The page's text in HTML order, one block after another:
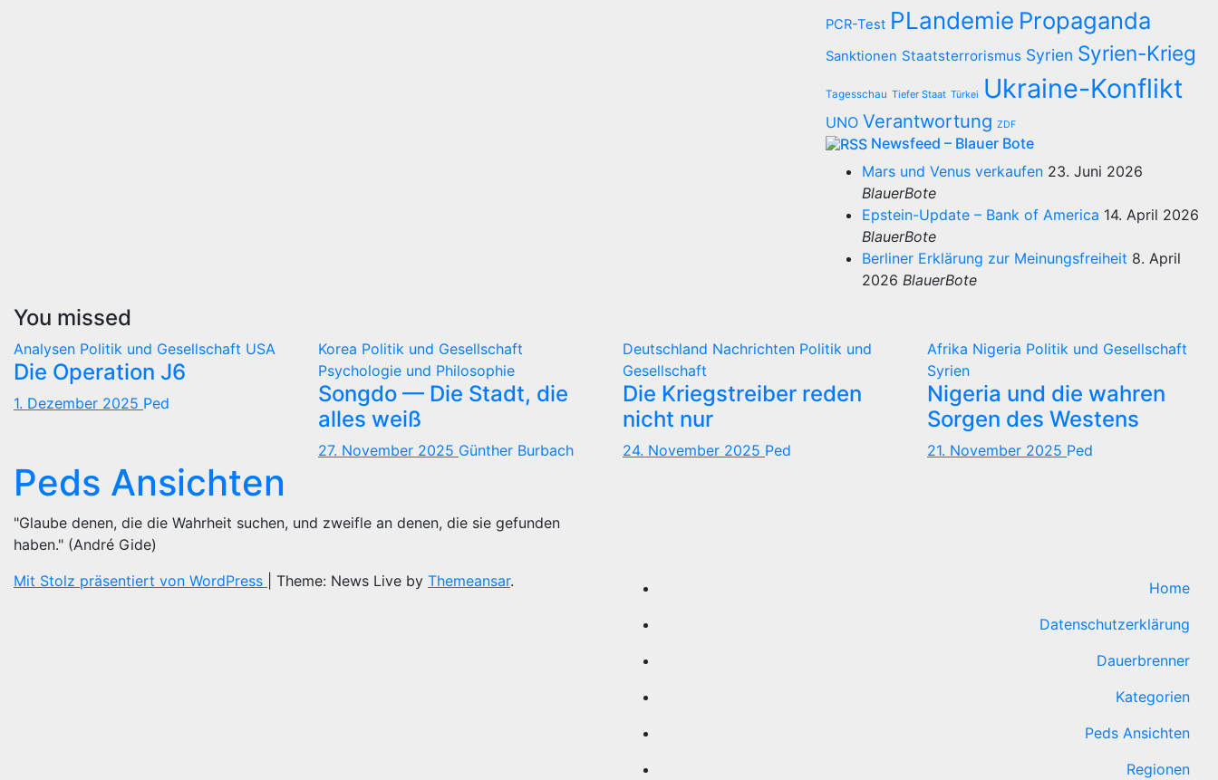
PCR-Test PLandemie Propaganda
Sanktionen Staatsterrorismus Syrien Syrien-Krieg
Tagesschau Tiefer Staat Türkei Ukraine-Konflikt
UNO Verantwortung ZDF
Newsfeed – Blauer Bote
Mars und Venus verkaufen 23. Juni 2026
BlauerBote
Epstein-Update – Bank of America 14. April 2026
BlauerBote
Berliner Erklärung zur Meinungsfreiheit 8. April
2026 BlauerBote
You missed
Analysen Politik und Gesellschaft USA
Die Operation J6
1. Dezember 2025 Ped
Korea Politik und Gesellschaft
Psychologie und Philosophie
Songdo — Die Stadt, die
alles weiß
27. November 2025 Günther Burbach
Deutschland Nachrichten Politik und
Gesellschaft
Die Kriegstreiber reden
nicht nur
24. November 2025 Ped
Afrika Nigeria Politik und Gesellschaft
Syrien
Nigeria und die wahren
Sorgen des Westens
21. November 2025 Ped
Peds Ansichten
"Glaube denen, die die Wahrheit suchen, und zweifle an denen, die sie gefunden
haben." (André Gide)
Mit Stolz präsentiert von WordPress
Theme: News Live by Themeansar.
Home
Datenschutzerklärung
Dauerbrenner
Kategorien
Peds Ansichten
Regionen